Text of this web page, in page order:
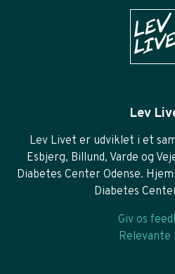
Lev
Lev Livet er udviklet i et
Esbjerg, Billund, Varde og
Diabetes Center Odense.
Diabetes
Giv os
Relevante